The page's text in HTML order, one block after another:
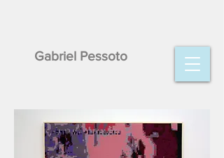
Gabriel Pessoto